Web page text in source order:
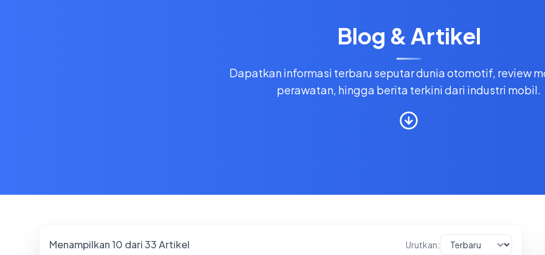
Blog & Artikel
Dapatkan informasi terbaru seputar dunia otomotif, review
perawatan, hingga berita terkini dari industri mobil.
Menampilkan10 dari33Artikel Urutkan: